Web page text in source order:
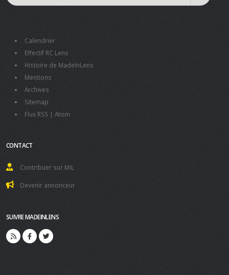
Calendrier
Effectif RC Lens
Histoire de MadeInLens
Mentions
Archives
Sitemap
Flux RSS | Atom
CONTACT
Contribuer sur MiL
Devenir annonceur
SUIVRE MADEINLENS